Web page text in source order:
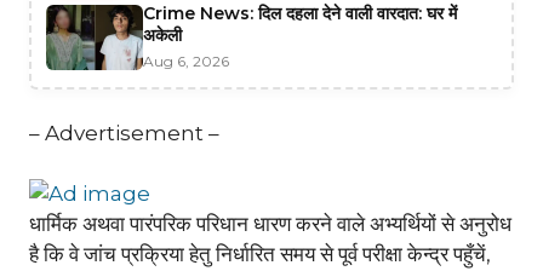
Crime News: दिल दहला देने वाली वारदात: घर में
अकेली
Aug 6, 2026
– Advertisement –
धार्मिक अथवा पारंपरिक परिधान धारण करने वाले अभ्यर्थियों से अनुरोध
है कि वे जांच प्रक्रिया हेतु निर्धारित समय से पूर्व परीक्षा केन्द्र पहुँचें,